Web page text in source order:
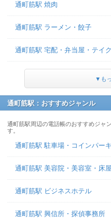
通町筋駅 焼肉
通町筋駅 ラーメン・餃子
通町筋駅 宅配・弁当屋・テイ
▼も
通町筋駅：おすすめジャンル
通町筋駅周辺の電話帳のおすすめジャ
す。
通町筋駅 駐車場・コインパー
通町筋駅 美容院・美容室・床屋
通町筋駅 ビジネスホテル
通町筋駅 興信所・探偵事務所